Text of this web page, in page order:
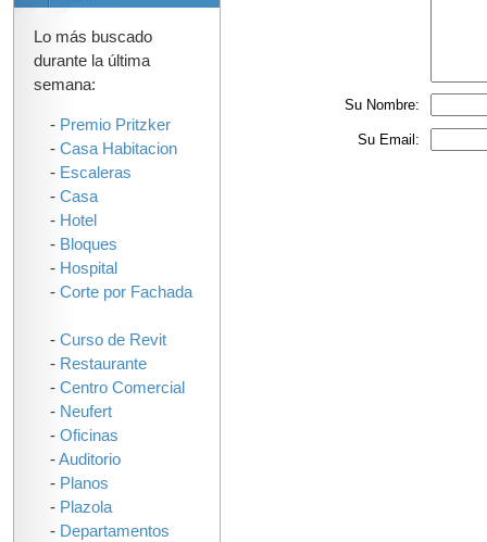
Su Nombre:
Su Email:
Lo más buscado
durante la última
semana:
- Premio Pritzker
- Casa Habitacion
- Escaleras
- Casa
- Hotel
- Bloques
- Hospital
- Corte por Fachada
- Curso de Revit
- Restaurante
- Centro Comercial
- Neufert
- Oficinas
-Auditorio
- Planos
- Plazola
- Departamentos